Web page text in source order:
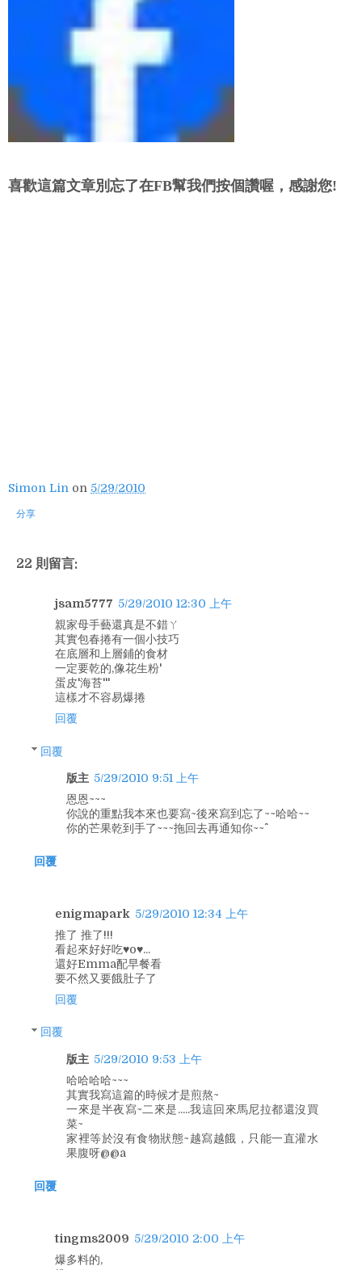
喜歡這篇文章別忘了在FB幫我們按個讚喔，感謝您!
Simon Lin on 5/29/2010
分享
22 則留言:
jsam5777 5/29/2010 12:30 上午
親家母手藝還真是不錯ㄚ
其實包春捲有一個小技巧
在底層和上層鋪的食材
一定要乾的,像花生粉'
蛋皮'海苔'''
這樣才不容易爆捲
回覆
回覆
版主 5/29/2010 9:51 上午
恩恩~~~
你說的重點我本來也要寫~後來寫到忘了~~哈哈~~
你的芒果乾到手了~~~拖回去再通知你~~^^
回覆
enigmapark 5/29/2010 12:34 上午
推了 推了!!!
看起來好好吃♥o♥...
還好Emma配早餐看
要不然又要餓肚子了
回覆
回覆
版主 5/29/2010 9:53 上午
哈哈哈哈~~~
其實我寫這篇的時候才是煎熬~
一來是半夜寫~二來是.....我這回來馬尼拉都還沒買
菜~
家裡等於沒有食物狀態~越寫越餓，只能一直灌水
果腹呀@@a
回覆
tingms2009 5/29/2010 2:00 上午
爆多料的,